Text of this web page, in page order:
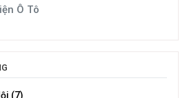
Ô Tô
(7)